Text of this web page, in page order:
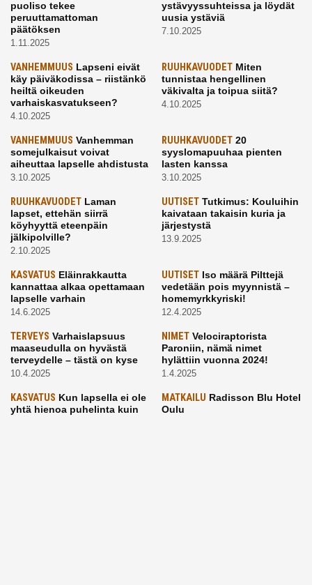
puoliso tekee
peruuttamattoman
päätöksen
1.11.2025
ystävyyssuhteissa ja löydät
uusia ystäviä
7.10.2025
VANHEMMUUS Lapseni eivät
käy päiväkodissa – riistänkö
heiltä oikeuden
varhaiskasvatukseen?
4.10.2025
RUUHKAVUODETMiten
tunnistaa hengellinen
väkivalta ja toipua siitä?
4.10.2025
VANHEMMUUS Vanhemman
somejulkaisut voivat
aiheuttaa lapselle ahdistusta
3.10.2025
RUUHKAVUODET20
syyslomapuuhaa pienten
lasten kanssa
3.10.2025
RUUHKAVUODET Laman
lapset, ettehän siirrä
köyhyyttä eteenpäin
jälkipolville?
2.10.2025
UUTISETTutkimus: Kouluihin
kaivataan takaisin kuria ja
järjestystä
13.9.2025
KASVATUS Eläinrakkautta
kannattaa alkaa opettamaan
lapselle varhain
14.6.2025
UUTISETIso määrä Pilttejä
vedetään pois myynnistä –
homemyrkkyriski!
12.4.2025
TERVEYS Varhaislapsuus
maaseudulla on hyvästä
terveydelle – tästä on kyse
10.4.2025
NIMETVelociraptorista
Paroniin, nämä nimet
hylättiin vuonna 2024!
1.4.2025
KASVATUS Kun lapsella ei ole
yhtä hienoa puhelinta kuin
MATKAILU Radisson Blu Hotel
Oulu